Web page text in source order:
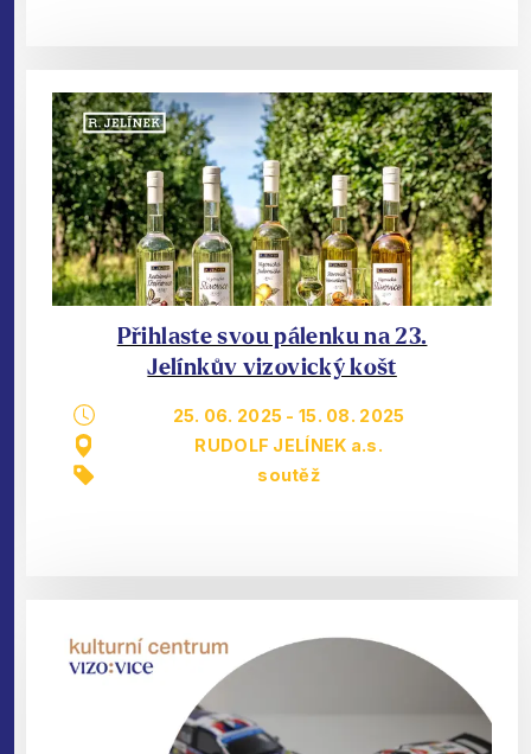
Přihlaste svou pálenku na 23.
Jelínkův vizovický košt
25. 06. 2025 -15. 08. 2025
RUDOLF JELÍNEK a.s.
soutěž